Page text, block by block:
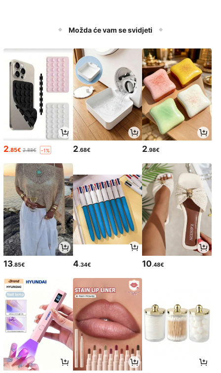
Možda će vam se svidjeti
2.85€ 2.88€ -1% 2.68€ 2.98€
13.85€ 4.34€ 10.48€